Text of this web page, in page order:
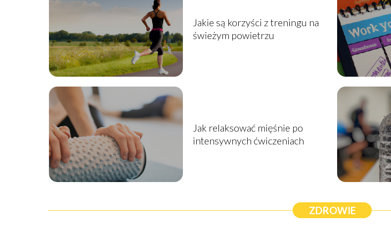
Jakie są korzyści z treningu na
świeżym powietrzu
Jak relaksować mięśnie po
intensywnych ćwiczeniach
ZDROWIE